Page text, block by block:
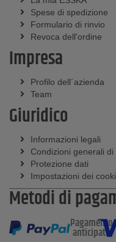
Spese di spedizione
Formulario di rinvio
Revoca dell'ordine
Impresa
Profilo dell´azienda
Team
Giuridico
Informazioni legali
Condizioni generali di
Protezione dati
Impostazioni dei
Metodi di
Pagamento
anticipato